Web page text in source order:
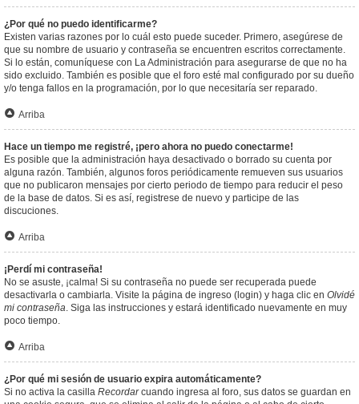
¿Por qué no puedo identificarme?
Existen varias razones por lo cuál esto puede suceder. Primero, asegúrese de
que su nombre de usuario y contraseña se encuentren escritos correctamente.
Si lo están, comuníquese con La Administración para asegurarse de que no ha
sido excluido. También es posible que el foro esté mal configurado por su dueño
y/o tenga fallos en la programación, por lo que necesitaría ser reparado.
Arriba
Hace un tiempo me registré, ¡pero ahora no puedo conectarme!
Es posible que la administración haya desactivado o borrado su cuenta por
alguna razón. También, algunos foros periódicamente remueven sus usuarios
que no publicaron mensajes por cierto periodo de tiempo para reducir el peso
de la base de datos. Si es así, registrese de nuevo y participe de las
discuciones.
Arriba
¡Perdí mi contraseña!
No se asuste, ¡calma! Si su contraseña no puede ser recuperada puede
desactivarla o cambiarla. Visite la página de ingreso (login) y haga clic en Olvidé
mi contraseña. Siga las instrucciones y estará identificado nuevamente en muy
poco tiempo.
Arriba
¿Por qué mi sesión de usuario expira automáticamente?
Si no activa la casilla Recordarcuando ingresa al foro, sus datos se guardan en